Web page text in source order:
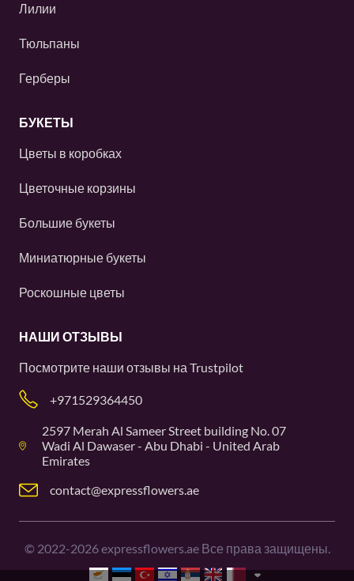
Лилии
Тюльпаны
Герберы
БУКЕТЫ
Цветы в коробках
Цветочные корзины
Большие букеты
Миниатюрные букеты
Роскошные цветы
НАШИ ОТЗЫВЫ
Посмотрите наши отзывы на Trustpilot
+971529364450
2597 Merah Al Sameer Street building No. 07
Wadi Al Dawaser - Abu Dhabi - United Arab
Emirates
contact@expressflowers.ae
© 2022-2026expressflowers.ae Все права защищены.